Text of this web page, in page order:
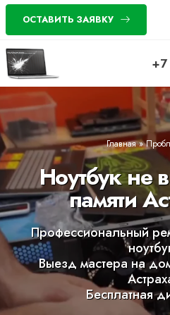
ОСТАВИТЬ ЗАЯВКУ
Главная»
Ноутбук не
памяти
Профессиональный
Выезд мастера на
Бесплатная